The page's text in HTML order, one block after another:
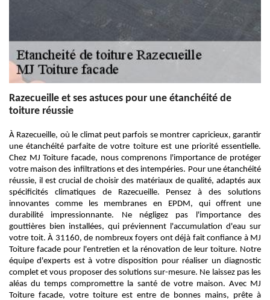
Razecueille et ses astuces pour une étanchéité de
toiture réussie
À Razecueille, où le climat peut parfois se montrer capricieux, garantir
une étanchéité parfaite de votre toiture est une priorité essentielle.
Chez MJ Toiture facade, nous comprenons l'importance de protéger
votre maison des infiltrations et des intempéries. Pour une étanchéité
réussie, il est crucial de choisir des matériaux de qualité, adaptés aux
spécificités climatiques de Razecueille. Pensez à des solutions
innovantes comme les membranes en EPDM, qui offrent une
durabilité impressionnante. Ne négligez pas l'importance des
gouttières bien installées, qui préviennent l'accumulation d'eau sur
votre toit. À 31160, de nombreux foyers ont déjà fait confiance à MJ
Toiture facade pour l'entretien et la rénovation de leur toiture. Notre
équipe d'experts est à votre disposition pour réaliser un diagnostic
complet et vous proposer des solutions sur-mesure. Ne laissez pas les
aléas du temps compromettre la santé de votre maison. Avec MJ
Toiture facade, votre toiture est entre de bonnes mains, prête à